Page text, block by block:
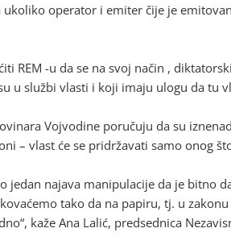
operator i emiter čije je
REM -u da se na svoj način ,
u službi vlasti i koji imaju ulogu da tu
Vojvodine poručuju da su
– vlast će se pridržavati samo onog
jedan najava manipulacije da je bitno
tako da na papiru, tj. u
kaže Ana Lalić, predsednica